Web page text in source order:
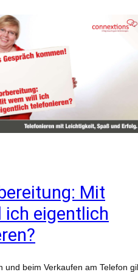
Mit
ich eigentlich
und beim Verkaufen am Telefon